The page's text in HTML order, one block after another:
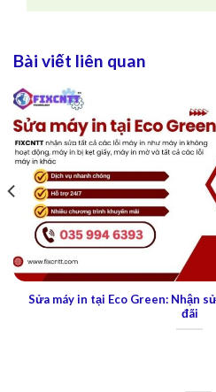
Bài viết liên quan
ưu Sửa laptop tại Eco